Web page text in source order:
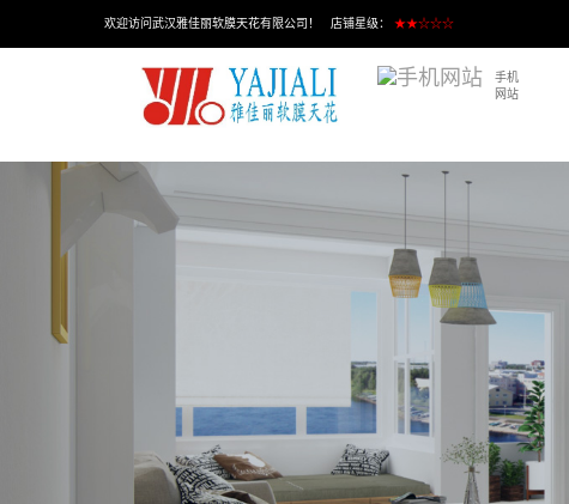
欢迎访问武汉雅佳丽软膜天花有限公司！ 店铺星级： ★★☆☆☆
手机
网站